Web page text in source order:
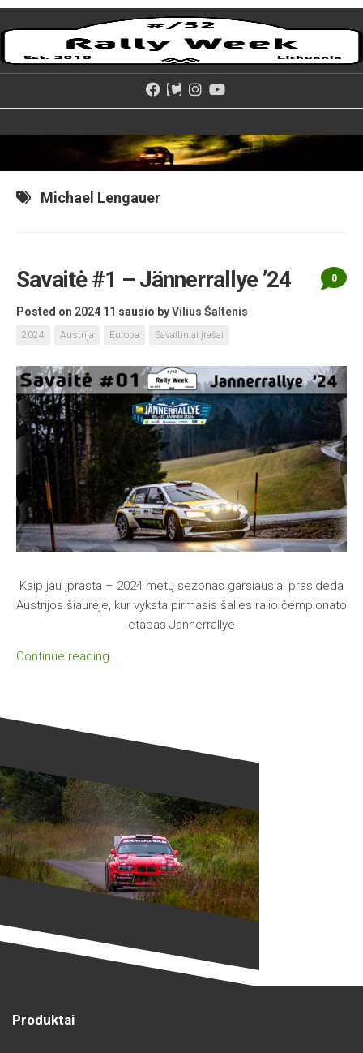
Skip
to
Michael Lengauer
Savaitė #1 – Jännerrallye ’24
Posted on 2024 11 sausio byVilius Šaltenis
2024 Austrija Europa Savaitiniai įrašai
0
Kaip jau įprasta – 2024 metų sezonas garsiausiai prasideda
Austrijos šiaurėje, kur vyksta pirmasis šalies ralio čempionato
etapas Jannerrallye
Continue reading…
Produktai